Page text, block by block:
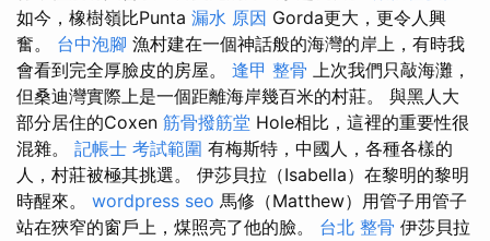
如今，橡樹嶺比Punta 漏水 原因 Gorda更大，更令人興
奮。 台中泡腳 漁村建在一個神話般的海灣的岸上，有時我
會看到完全厚臉皮的房屋。 逢甲 整骨 上次我們只敲海灘，
但桑迪灣實際上是一個距離海岸幾百米的村莊。 與黑人大
部分居住的Coxen 筋骨撥筋堂 Hole相比，這裡的重要性很
混雜。 記帳士 考試範圍 有梅斯特，中國人，各種各樣的
人，村莊被極其挑選。 伊莎貝拉（Isabella）在黎明的黎明
時醒來。 wordpress seo 馬修（Matthew）用管子用管子
站在狹窄的窗戶上，煤照亮了他的臉。 台北 整骨 伊莎貝拉